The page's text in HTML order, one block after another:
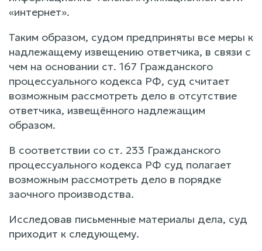
«интернет».
Таким образом, судом предприняты все меры к
надлежащему извещению ответчика, в связи с
чем на основании ст. 167 Гражданского
процессуального кодекса РФ, суд считает
возможным рассмотреть дело в отсутствие
ответчика, извещённого надлежащим
образом.
В соответствии со ст. 233 Гражданского
процессуального кодекса РФ суд полагает
возможным рассмотреть дело в порядке
заочного производства.
Исследовав письменные материалы дела, суд
приходит к следующему.